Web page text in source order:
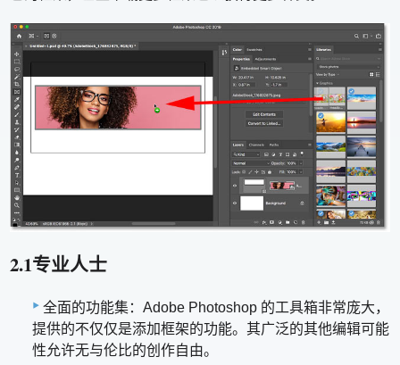
2.1专业人士
全面的功能集：Adobe Photoshop 的工具箱非常庞大，
提供的不仅仅是添加框架的功能。其广泛的其他编辑可能
性允许无与伦比的创作自由。